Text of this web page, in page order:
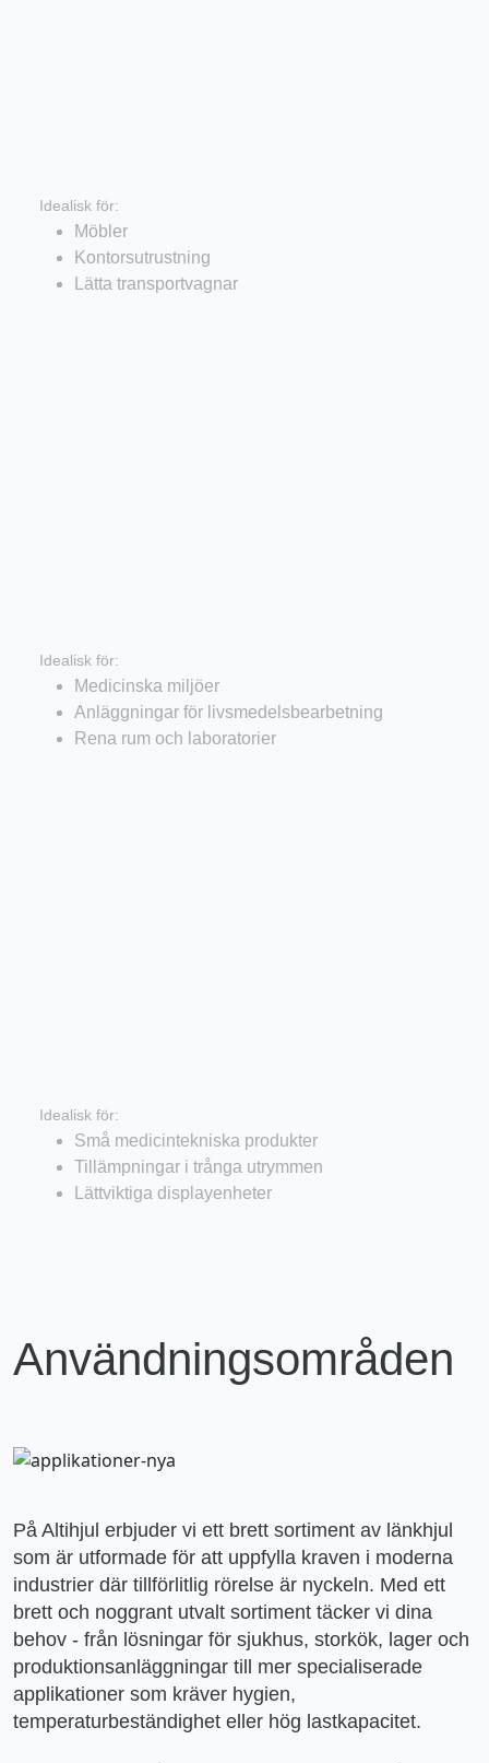
Idealisk för:
Möbler
Kontorsutrustning
Lätta transportvagnar
Idealisk för:
Medicinska miljöer
Anläggningar för livsmedelsbearbetning
Rena rum och laboratorier
Idealisk för:
Små medicintekniska produkter
Tillämpningar i trånga utrymmen
Lättviktiga displayenheter
Användningsområden
På Altihjul erbjuder vi ett brett sortiment av länkhjul
som är utformade för att uppfylla kraven i moderna
industrier där tillförlitlig rörelse är nyckeln. Med ett
brett och noggrant utvalt sortiment täcker vi dina
behov - från lösningar för sjukhus, storkök, lager och
produktionsanläggningar till mer specialiserade
applikationer som kräver hygien,
temperaturbeständighet eller hög lastkapacitet.